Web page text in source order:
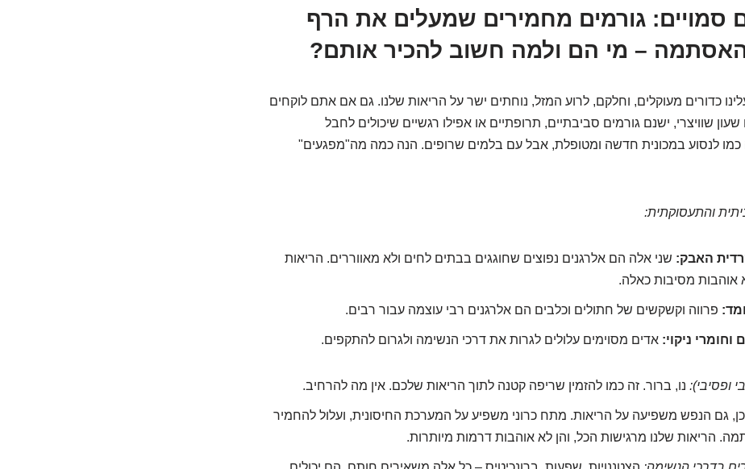
סמויים: גורמים מחמירים שמעלים את הרף
– מי הם ולמה חשוב להכיר אותם?
כדורים מעוקלים, וחלקם, לרוע המזל, נוחתים ישר על הריאות שלנו. גם אם אתם לוקחים
שוויצרי, ישנם גורמים סביבתיים, תרופתיים או אפילו רגשיים שיכולים לחבל
לנסוע במכונית חדשה ומטופלת, אבל עם בלמים שרופים. הנה כמה מה"מפגעים"
והתעסוקתית:
האבק: שני אלה הם אלרגנים נפוצים שחוגגים בבתים לחים ולא מאווררים. הריאות
אוהבות מסיבות כאלה.
פרווה וקשקשים של חתולים וכלבים הם אלרגנים רבי עוצמה עבור רבים.
וחומרי ניקוי: אדים מסוימים עלולים לגרות את דרכי הנשימה ולגרום להתקפים.
ופסיבי): נו, ברור. זה כמו להזמין שריפה קטנה לתוך הריאות שלכם. אין מה להרחיב.
כן, גם הנפש משפיעה על הריאות. מתח כרוני משפיע על המערכת החיסונית, ועלול להחמיר
הריאות שלנו מרגישות הכל, והן לא אוהבות דרמות מיותרות.